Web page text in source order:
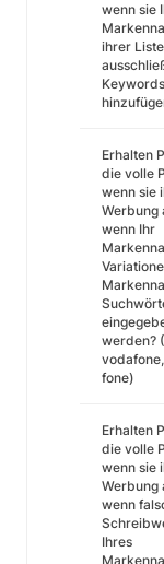
wenn sie
ihrer Liste
Keywords
Erhalten
die volle
wenn sie
Werbung
wenn Ihr
werden?
fone)
Erhalten
die volle
wenn sie
Werbung
wenn
Ihres